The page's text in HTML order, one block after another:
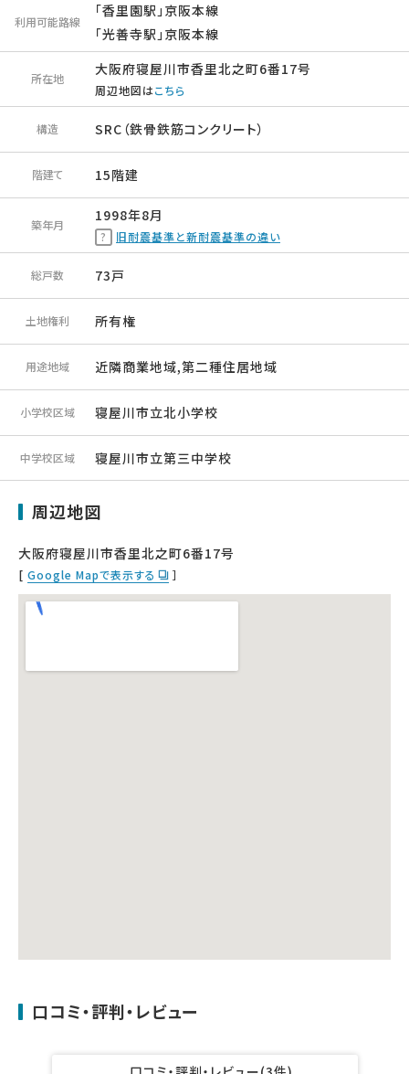
利用可能路線
「香里園駅」京阪本線
「光善寺駅」京阪本線
所在地
大阪府寝屋川市香里北之町6番17号
周辺地図はこちら
構造 SRC（鉄骨鉄筋コンクリート）
階建て 15階建
築年月
1998年8月
旧耐震基準と新耐震基準の違い
総戸数 73戸
土地権利 所有権
用途地域 近隣商業地域,第二種住居地域
小学校区域 寝屋川市立北小学校
中学校区域 寝屋川市立第三中学校
周辺地図
大阪府寝屋川市香里北之町6番17号
[ Google Mapで表示する ］
口コミ・評判・レビュー